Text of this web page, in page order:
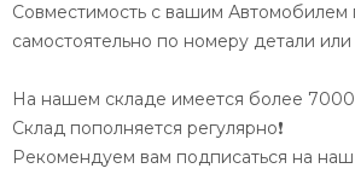
Совместимость с вашим Автомобилем
самостоятельно по номеру детали или
На нашем складе имеется более
Склад пополняется регулярно❗️
Рекомендуем вам подписаться на